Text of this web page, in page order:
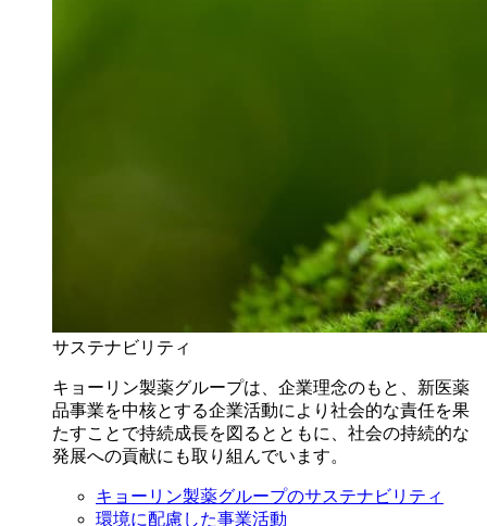
サステナビリティ
キョーリン製薬グループは、企業理念のもと、新医薬
品事業を中核とする企業活動により社会的な責任を果
たすことで持続成長を図るとともに、社会の持続的な
発展への貢献にも取り組んでいます。
キョーリン製薬グループのサステナビリティ
環境に配慮した事業活動